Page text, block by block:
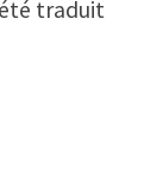
traduit